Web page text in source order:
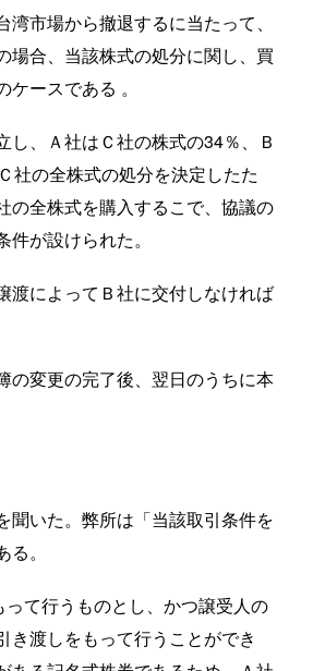
市場から撤退するに当たって、
場合、当該株式の処分に関し、買
ースである 。
、Ａ社はＣ社の株式の34％、Ｂ
社の全株式の処分を決定したた
の全株式を購入するこで、協議の
が設けられた。
渡によってＢ社に交付しなければ
の変更の完了後、翌日のうちに本
聞いた。弊所は「当該取引条件を
。
て行うものとし、かつ譲受人の
渡しをもって行うことができ